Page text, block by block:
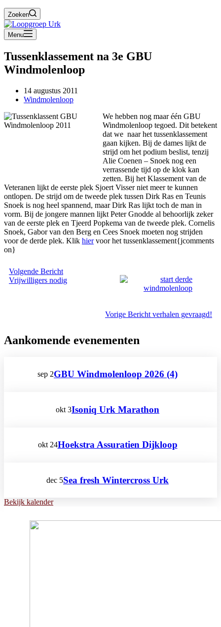
Zoeken
Menu
Tussenklassement na 3e GBU
Windmolenloop
14 augustus 2011
Windmolenloop
We hebben nog maar één GBU
Windmolenloop tegoed. Dit betekent
dat we naar het tussenklassement
gaan kijken. Bij de dames lijkt de
strijd om het podium beslist, tenzij
Alie Coenen – Snoek nog een
verrassende tijd op de klok kan
zetten. Bij het Klassement van de
Veteranen lijkt de eerste plek Sjoert Visser niet meer te kunnen
ontlopen. De strijd om de tweede plek tussen Dirk Ras en Teunis
Snoek is nog heel spannend, maar Dirk Ras lijkt toch de man in
vorm. Bij de jongere mannen lijkt Peter Gnodde al behoorlijk zeker
van de eerste plek en Tjeerd Popkema van de tweede plek. Cornelis
Snoek, Gabor van den Berg en Cees Snoek moeten nog strijden
voor de derde plek. Klik hiervoor het tussenklassement{jcomments
on}
Vorige Bericht verhalen gevraagd!
Volgende Bericht
Vrijwilligers nodig
Aankomende evenementen
sep 2GBU Windmolenloop 2026 (4)
okt 3Isoniq Urk Marathon
okt 24Hoekstra Assuratien Dijkloop
dec 5Sea fresh Wintercross Urk
Bekijk kalender